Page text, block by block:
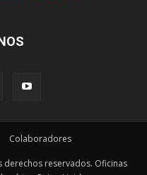
Colaboradores
reservados. Oficinas